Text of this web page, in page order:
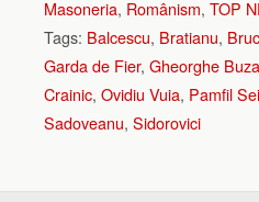
Masoneria, Românism, TOP
Tags: Balcescu, Bratianu,
Garda de Fier, Gheorghe
Crainic, Ovidiu Vuia, Pamfil
Sadoveanu, Sidorovici